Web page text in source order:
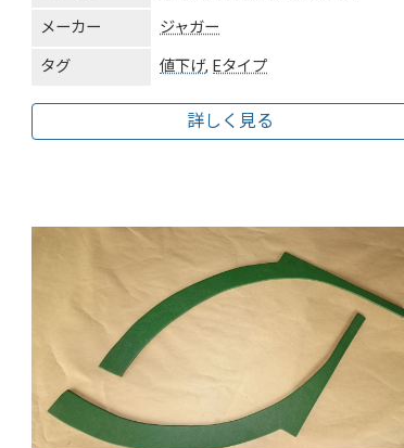
メーカー ジャガー
タグ 値下げ, Eタイプ
詳しく見る